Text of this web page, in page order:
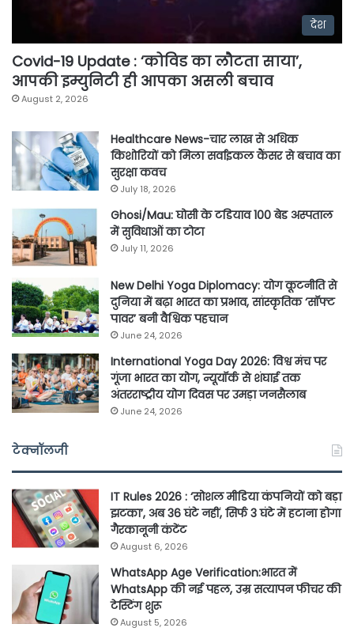
देश
Covid-19 Update : ‘कोविड का लौटता साया’,
आपकी इम्युनिटी ही आपका असली बचाव
August 2, 2026
Healthcare News-चार लाख से अधिक
किशोरियों को मिला सर्वाइकल कैंसर से बचाव का
सुरक्षा कवच
July 18, 2026
Ghosi/Mau: घोसी के टडियाव 100 बेड अस्पताल
में सुविधाओं का टोटा
July 11, 2026
New Delhi Yoga Diplomacy: योग कूटनीति से
दुनिया में बढ़ा भारत का प्रभाव, सांस्कृतिक ‘सॉफ्ट
पावर’ बनी वैश्विक पहचान
June 24, 2026
International Yoga Day 2026: विश्व मंच पर
गूंजा भारत का योग, न्यूयॉर्क से शंघाई तक
अंतरराष्ट्रीय योग दिवस पर उमड़ा जनसैलाब
June 24, 2026
टेक्नॉलजी
IT Rules 2026 : ‘सोशल मीडिया कंपनियों को बड़ा
झटका’, अब 36 घंटे नहीं, सिर्फ 3 घंटे में हटाना होगा
गैरकानूनी कंटेंट
August 6, 2026
WhatsApp Age Verification:भारत में
WhatsApp की नई पहल, उम्र सत्यापन फीचर की
टेस्टिंग शुरू
August 5, 2026